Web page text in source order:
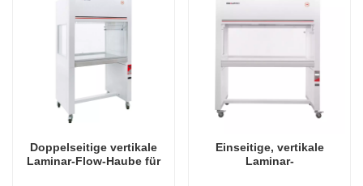
Doppelseitige vertikale
Laminar-Flow-Haube für
Einseitige, vertikale
Laminar-